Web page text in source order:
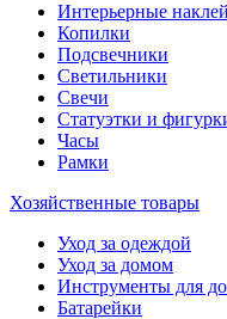
Интерьерные
Копилки
Подсвечники
Светильники
Свечи
Статуэтки и
Часы
Рамки
Хозяйственные товары
Уход за одеждой
Уход за домом
Инструменты для
Батарейки